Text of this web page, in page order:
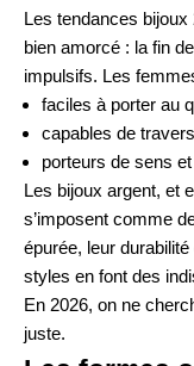
Les tendances
bien amorcé : la fin
impulsifs. Les
faciles à porter au
capables de
porteurs de sens
Les bijoux argent, et
s’imposent comme
épurée, leur
styles en font des
En 2026, on ne
juste.